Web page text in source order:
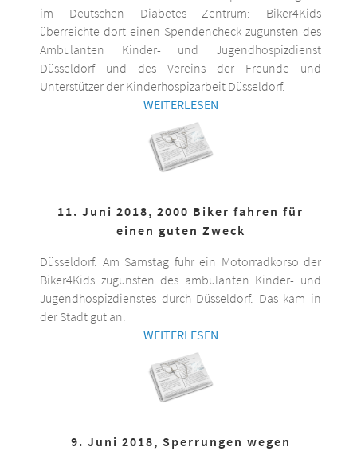
im Deutschen Diabetes Zentrum: Biker4Kids
überreichte dort einen Spendencheck zugunsten des
Ambulanten Kinder- und Jugendhospizdienst
Düsseldorf und des Vereins der Freunde und
Unterstützer der Kinderhospizarbeit Düsseldorf.
WEITERLESEN
11. Juni 2018, 2000 Biker fahren für
einen guten Zweck
Düsseldorf. Am Samstag fuhr ein Motorradkorso der
Biker4Kids zugunsten des ambulanten Kinder- und
Jugendhospizdienstes durch Düsseldorf. Das kam in
der Stadt gut an.
WEITERLESEN
9. Juni 2018, Sperrungen wegen